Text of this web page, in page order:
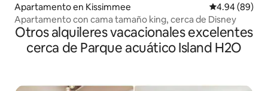
Apartamento en Kissimmee Calificación
4.94 (89)
Apartamento con cama tamaño king, cerca de Disney
Otros alquileres vacacionales excelentes
cerca de Parque acuático Island H2O